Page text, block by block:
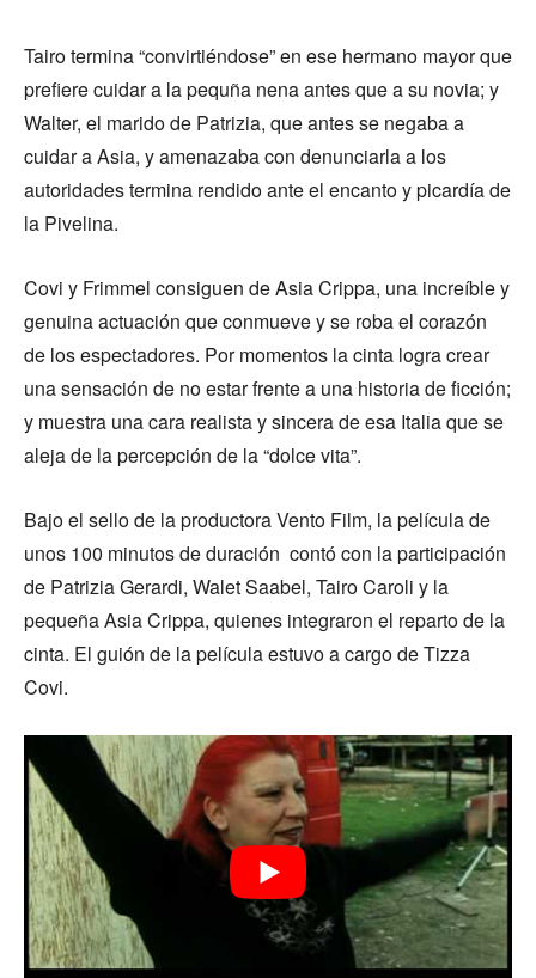
Tairo termina “convirtiéndose” en ese hermano mayor que
prefiere cuidar a la pequña nena antes que a su novia; y
Walter, el marido de Patrizia, que antes se negaba a
cuidar a Asia, y amenazaba con denunciarla a los
autoridades termina rendido ante el encanto y picardía de
la Pivelina.
Covi y Frimmel consiguen de Asia Crippa, una increíble y
genuina actuación que conmueve y se roba el corazón
de los espectadores. Por momentos la cinta logra crear
una sensación de no estar frente a una historia de ficción;
y muestra una cara realista y sincera de esa Italia que se
aleja de la percepción de la “dolce vita”.
Bajo el sello de la productora Vento Film, la película de
unos 100 minutos de duración contó con la participación
de Patrizia Gerardi, Walet Saabel, Tairo Caroli y la
pequeña Asia Crippa, quienes integraron el reparto de la
cinta. El guión de la película estuvo a cargo de Tizza
Covi.